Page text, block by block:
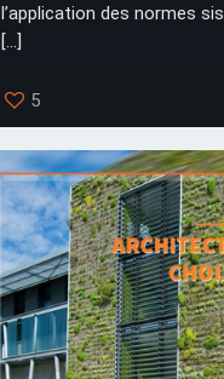
l’application des normes
[…]
5